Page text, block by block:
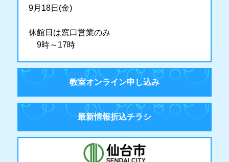
9月18日(金)
休館日は窓口営業のみ
9時～17時
教室オンライン申し込み
最新情報折込チラシ